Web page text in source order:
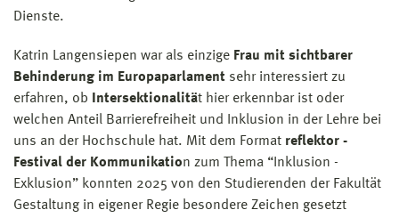
Dienste.
Katrin Langensiepen war als einzige Frau mit sichtbarer
Behinderung im Europaparlament sehr interessiert zu
erfahren, ob
Intersektionalität hier erkennbar ist oder
welchen Anteil Barrierefreiheit und Inklusion in der Lehre bei
uns an der Hochschule hat. Mit dem Format reflektor -
Festival der Kommunikation zum Thema “Inklusion -
Exklusion” konnten 2025 von den Studierenden der Fakultät
Gestaltung in eigener Regie besondere Zeichen gesetzt